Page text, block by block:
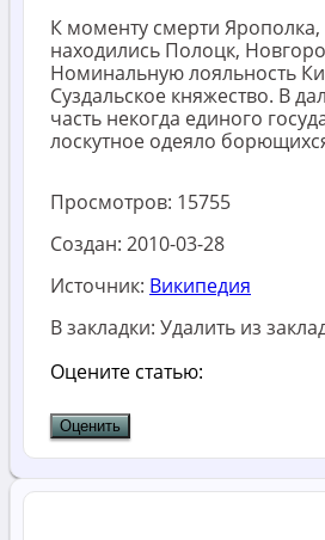
К моменту смерти
находились Полоцк,
Номинальную лояльность
Суздальское княжество. В
часть некогда единого
лоскутное одеяло
Просмотров: 15755
Создан: 2010-03-28
Источник: Википедия
В закладки: Удалить из
Оцените статью: